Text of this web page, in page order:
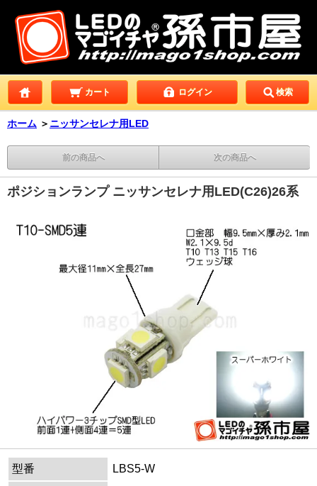
カート ログイン 検索
ホーム ＞ ニッサンセレナ用LED
前の商品へ 次の商品へ
ポジションランプ ニッサンセレナ用LED(C26)26系
型番
LBS5-W